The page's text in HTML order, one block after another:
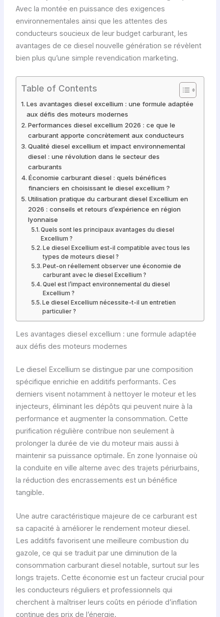
Avec la montée en puissance des exigences
environnementales ainsi que les attentes des
conducteurs soucieux de leur budget carburant, les
avantages de ce diesel nouvelle génération se révèlent
bien plus qu’une simple revendication marketing.
Table of Contents
Les avantages diesel excellium : une formule adaptée
aux défis des moteurs modernes
Performances diesel excellium 2026 : ce que le
carburant apporte concrètement aux conducteurs
Qualité diesel excellium et impact environnemental
diesel : une révolution dans le secteur des
carburants
Économie carburant diesel : quels bénéfices
financiers en choisissant le diesel excellium ?
Utilisation pratique du carburant diesel Excellium en
2026 : conseils et retours d’expérience en région
lyonnaise
Quels sont les principaux avantages du diesel
Excellium ?
Le diesel Excellium est-il compatible avec tous les
types de moteurs diesel ?
Peut-on réellement observer une économie de
carburant avec le diesel Excellium ?
Quel est l’impact environnemental du diesel
Excellium ?
Le diesel Excellium nécessite-t-il un entretien
particulier ?
Les avantages diesel excellium : une formule adaptée
aux défis des moteurs modernes
Le diesel Excellium se distingue par une composition
spécifique enrichie en additifs performants. Ces
derniers visent notamment à nettoyer le moteur et les
injecteurs, éliminant les dépôts qui peuvent nuire à la
performance et augmenter la consommation. Cette
purification régulière contribue non seulement à
prolonger la durée de vie du moteur mais aussi à
maintenir sa puissance optimale. En zone lyonnaise où
la conduite en ville alterne avec des trajets périurbains,
la réduction des encrassements est un bénéfice
tangible.
Une autre caractéristique majeure de ce carburant est
sa capacité à améliorer le rendement moteur diesel.
Les additifs favorisent une meilleure combustion du
gazole, ce qui se traduit par une diminution de la
consommation carburant diesel notable, surtout sur les
longs trajets. Cette économie est un facteur crucial pour
les conducteurs réguliers et professionnels qui
cherchent à maîtriser leurs coûts en période d’inflation
continue des prix de l’énergie.